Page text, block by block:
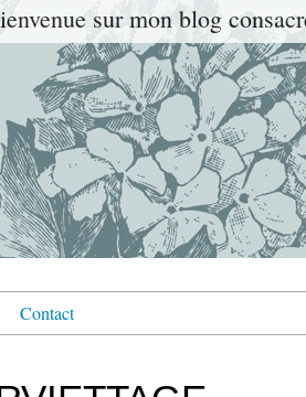
sur mon blog
Contact